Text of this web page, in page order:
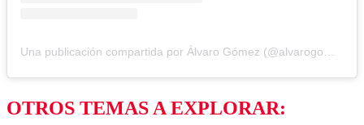
OTROS TEMAS A EXPLORAR: